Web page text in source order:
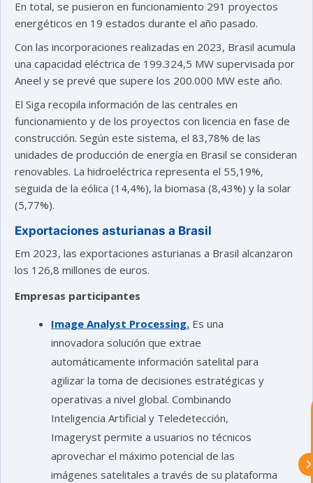
En total, se pusieron en funcionamiento 291 proyectos
energéticos en 19 estados durante el año pasado.
Con las incorporaciones realizadas en 2023, Brasil acumula
una capacidad eléctrica de 199.324,5 MW supervisada por
Aneel y se prevé que supere los 200.000 MW este año.
El Siga recopila información de las centrales en
funcionamiento y de los proyectos con licencia en fase de
construcción. Según este sistema, el 83,78% de las
unidades de producción de energía en Brasil se consideran
renovables. La hidroeléctrica representa el 55,19%,
seguida de la eólica (14,4%), la biomasa (8,43%) y la solar
(5,77%).
Exportaciones asturianas a Brasil
Em 2023, las exportaciones asturianas a Brasil alcanzaron
los 126,8 millones de euros.
Empresas participantes
Image Analyst Processing. Es una
innovadora solución que extrae
automáticamente información satelital para
agilizar la toma de decisiones estratégicas y
operativas a nivel global. Combinando
Inteligencia Artificial y Teledetección,
Imageryst permite a usuarios no técnicos
aprovechar el máximo potencial de las
imágenes satelitales a través de su plataforma
astu
exportar importa
¡Hola, soy Astu
Estoy aquí para
ayudarte con la internacionalización de
tu empresa e informarte sobre los
eventos y actividades que lleva a cabo